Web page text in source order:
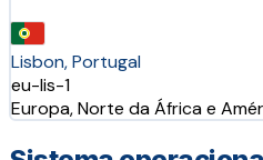
Lisbon, Portugal
eu-lis-1
Europa, Norte da África e